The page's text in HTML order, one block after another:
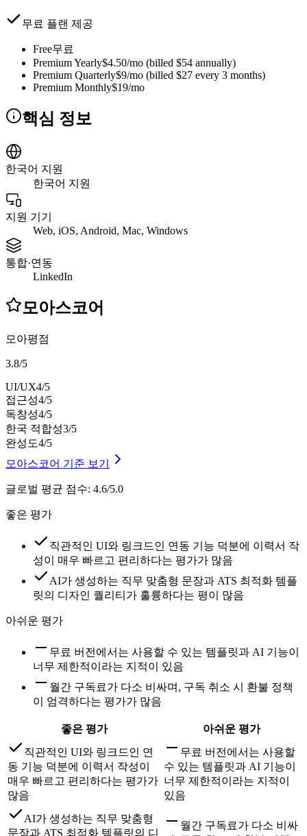
무료 플랜 제공
Free무료
Premium Yearly$4.50/mo (billed $54 annually)
Premium Quarterly$9/mo (billed $27 every 3 months)
Premium Monthly$19/mo
핵심 정보
한국어 지원
한국어 지원
지원 기기
Web, iOS, Android, Mac, Windows
통합·연동
LinkedIn
모아스코어
모아평점
3.8/5
UI/UX4/5
접근성4/5
독창성4/5
한국 적합성3/5
완성도4/5
모아스코어 기준 보기
글로벌 평균 점수: 4.6/5.0
좋은 평가
직관적인 UI와 링크드인 연동 기능 덕분에 이력서 작
성이 매우 빠르고 편리하다는 평가가 많음
AI가 생성하는 직무 맞춤형 문장과 ATS 최적화 템플
릿의 디자인 퀄리티가 훌륭하다는 평이 많음
아쉬운 평가
무료 버전에서는 사용할 수 있는 템플릿과 AI 기능이
너무 제한적이라는 지적이 있음
월간 구독료가 다소 비싸며, 구독 취소 시 환불 정책
이 엄격하다는 평가가 많음
좋은 평가
아쉬운 평가
직관적인 UI와 링크드인 연
동 기능 덕분에 이력서 작성이
매우 빠르고 편리하다는 평가가
많음
무료 버전에서는 사용할
수 있는 템플릿과 AI 기능이
너무 제한적이라는 지적이
있음
AI가 생성하는 직무 맞춤형
문장과 ATS 최적화 템플릿의 디
월간 구독료가 다소 비싸